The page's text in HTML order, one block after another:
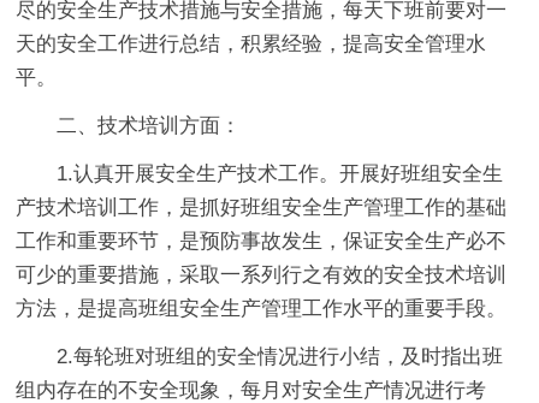
尽的安全生产技术措施与安全措施，每天下班前要对一
天的安全工作进行总结，积累经验，提高安全管理水
平。
二、技术培训方面：
1.认真开展安全生产技术工作。开展好班组安全生
产技术培训工作，是抓好班组安全生产管理工作的基础
工作和重要环节，是预防事故发生，保证安全生产必不
可少的重要措施，采取一系列行之有效的安全技术培训
方法，是提高班组安全生产管理工作水平的重要手段。
2.每轮班对班组的安全情况进行小结，及时指出班
组内存在的不安全现象，每月对安全生产情况进行考